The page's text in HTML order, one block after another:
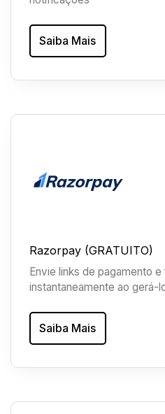
Saiba Mais
Razorpay (GRATUITO)
Envie links de pagamento
instantaneamente ao gerá-
Saiba Mais